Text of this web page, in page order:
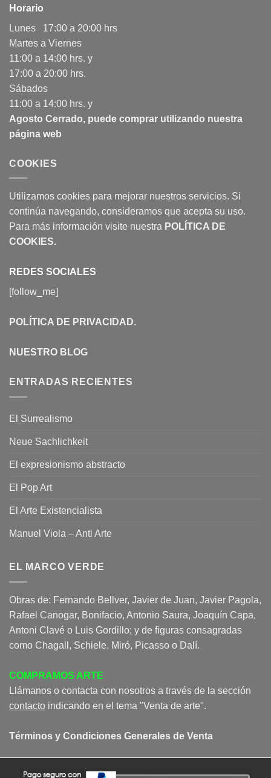
Horario
Lunes 17:00 a 20:00 hrs
Martes a Viernes
11:00 a 14:00 hrs. y
17:00 a 20:00 hrs.
Sábados
11:00 a 14:00 hrs. y
Agosto Cerrado, puede comprar utilizando nuestra
página web
COOKIES
Utilizamos cookies para mejorar nuestros servicios. Si
continúa navegando, consideramos que acepta su uso.
Para más información visite nuestra POLÍTICA DE
COOKIES.
REDES SOCIALES
[follow_me]
POLÍTICA DE PRIVACIDAD.
NUESTRO BLOG
ENTRADAS RECIENTES
El Surrealismo
Neue Sachlichkeit
El expresionismo abstracto
El Pop Art
El Arte Existencialista
Manuel Viola – Anti Arte
EL MARCO VERDE
Obras de: Fernando Bellver, Javier de Juan, Javier Pagola,
Rafael Canogar, Bonifacio, Antonio Saura, Joaquín Capa,
Antoni Clavé o Luis Gordillo; y de figuras consagradas
como Chagall, Schiele, Miró, Picasso o Dalí.
COMPRAMOS ARTE
Llámanos o contacta con nosotros a través de la sección
contacto indicando en el tema "Venta de arte".
Términos y Condiciones Generales de Venta